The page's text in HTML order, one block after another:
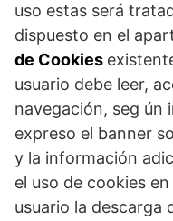
uso estas será
dispuesto en el
de Cookies
usuario debe leer,
navegación, seg ún
expreso el banner
y la información
el uso de cookies
usuario la descarga